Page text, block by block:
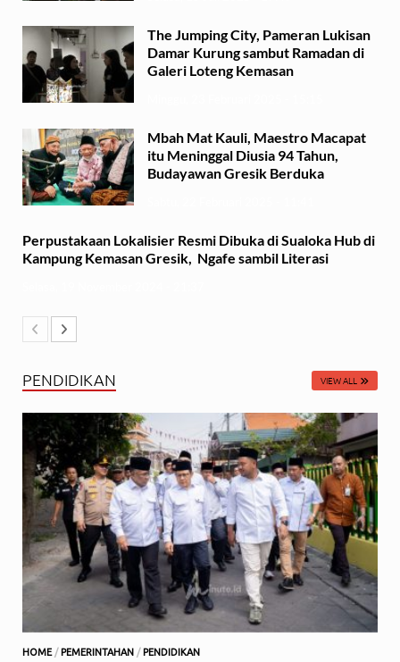
The Jumping City, Pameran Lukisan
Damar Kurung sambut Ramadan di
Galeri Loteng Kemasan
Mbah Mat Kauli, Maestro Macapat
itu Meninggal Diusia 94 Tahun,
Budayawan Gresik Berduka
Perpustakaan Lokalisier Resmi Dibuka di Sualoka Hub di
Kampung Kemasan Gresik, Ngafe sambil Literasi
PENDIDIKAN VIEW ALL
HOME /PEMERINTAHAN /PENDIDIKAN